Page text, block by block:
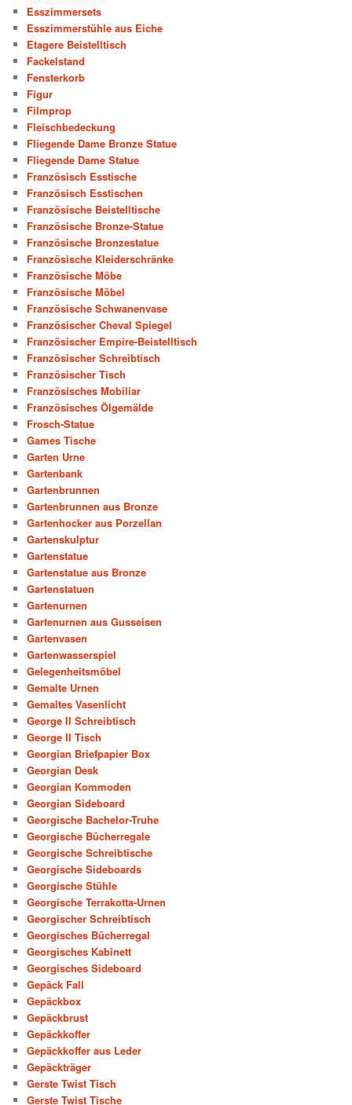
Esszimmersets
Esszimmerstühle aus Eiche
Etagere Beistelltisch
Fackelstand
Fensterkorb
Figur
Filmprop
Fleischbedeckung
Fliegende Dame Bronze Statue
Fliegende Dame Statue
Französisch Esstische
Französisch Esstischen
Französische Beistelltische
Französische Bronze-Statue
Französische Bronzestatue
Französische Kleiderschränke
Französische Möbe
Französische Möbel
Französische Schwanenvase
Französischer Cheval Spiegel
Französischer Empire-Beistelltisch
Französischer Schreibtisch
Französischer Tisch
Französisches Mobiliar
Französisches Ölgemälde
Frosch-Statue
Games Tische
Garten Urne
Gartenbank
Gartenbrunnen
Gartenbrunnen aus Bronze
Gartenhocker aus Porzellan
Gartenskulptur
Gartenstatue
Gartenstatue aus Bronze
Gartenstatuen
Gartenurnen
Gartenurnen aus Gusseisen
Gartenvasen
Gartenwasserspiel
Gelegenheitsmöbel
Gemalte Urnen
Gemaltes Vasenlicht
George II Schreibtisch
George II Tisch
Georgian Briefpapier Box
Georgian Desk
Georgian Kommoden
Georgian Sideboard
Georgische Bachelor-Truhe
Georgische Bücherregale
Georgische Schreibtische
Georgische Sideboards
Georgische Stühle
Georgische Terrakotta-Urnen
Georgischer Schreibtisch
Georgisches Bücherregal
Georgisches Kabinett
Georgisches Sideboard
Gepäck Fall
Gepäckbox
Gepäckbrust
Gepäckkoffer
Gepäckkoffer aus Leder
Gepäckträger
Gerste Twist Tisch
Gerste Twist Tische